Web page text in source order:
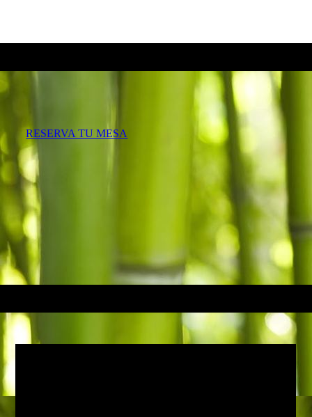
RESERVA TU MESA